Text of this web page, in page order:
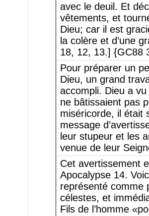
avec le deuil. Et
vêtements, et
Dieu; car il est
la colère et d’une
18, 12, 13.] {GC88
Pour préparer un
Dieu, un grand
accompli. Dieu a
ne bâtissaient pas
miséricorde, il était
message
leur stupeur et les
venue de leur
Cet avertissement
Apocalypse 14.
représenté comme
célestes, et
Fils de l’homme